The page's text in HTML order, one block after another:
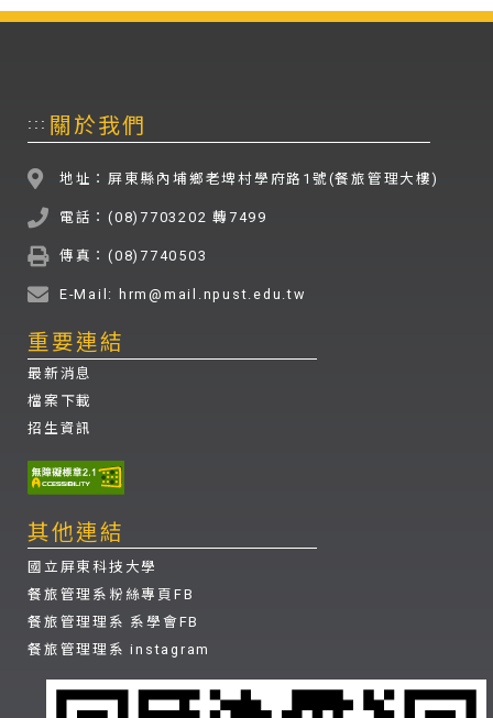
::: 關於我們
地址：屏東縣內埔鄉老埤村學府路1號(餐旅管理大樓)
電話：(08)7703202 轉7499
傳真：(08)7740503
E-Mail: hrm@mail.npust.edu.tw
重要連結
最新消息
檔案下載
招生資訊
其他連結
國立屏東科技大學
餐旅管理系粉絲專頁FB
餐旅管理理系 系學會FB
餐旅管理理系 instagram